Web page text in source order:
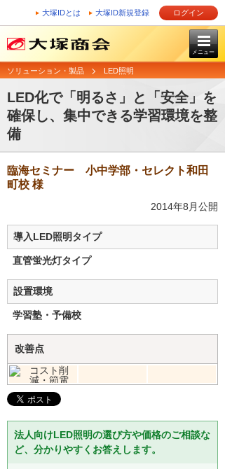
大塚IDとは 大塚ID新規登録 ログイン
メニュー
ソリューション・製品 LED照明
LED化で「明るさ」と「安全」を
確保し、集中できる学習環境を整
備
臨海セミナー 小中学部・セレクト和田
町校 様
2014年8月公開
導入LED照明タイプ
直管蛍光灯タイプ
設置環境
学習塾・予備校
改善点
法人向けLED照明の選び方や価格のご相談な
ど、分かりやすくお答えします。